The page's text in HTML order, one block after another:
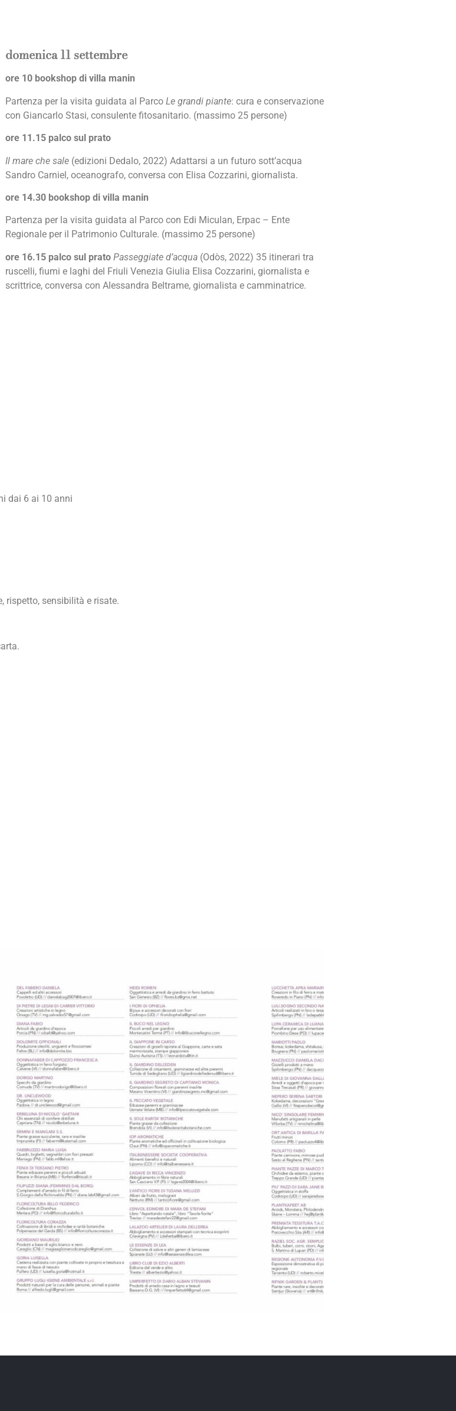
domenica 11 settembre
ore 10 bookshop di villa manin
Partenza per la visita guidata al Parco Le grandi piante: cura e conservazione
con Giancarlo Stasi, consulente fitosanitario. (massimo 25 persone)
ore 11.15 palco sul prato
Il mare che sale (edizioni Dedalo, 2022) Adattarsi a un futuro sott’acqua
Sandro Carniel, oceanografo, conversa con Elisa Cozzarini, giornalista.
ore 14.30 bookshop di villa manin
Partenza per la visita guidata al Parco con Edi Miculan, Erpac – Ente
Regionale per il Patrimonio Culturale. (massimo 25 persone)
ore 16.15 palco sul prato Passeggiate d’acqua (Odòs, 2022) 35 itinerari tra
ruscelli, fiumi e laghi del Friuli Venezia Giulia Elisa Cozzarini, giornalista e
scrittrice, conversa con Alessandra Beltrame, giornalista e camminatrice.
dai 6 ai 10 anni
rispetto, sensibilità e risate.